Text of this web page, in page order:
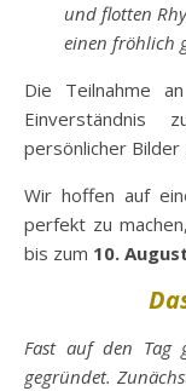
und flotten
einen fröhlich
Die Teilnahme
Einverständnis
persönlicher Bilder
Wir hoffen auf
perfekt zu
bis zum 10.
Fast auf den Tag
gegründet.